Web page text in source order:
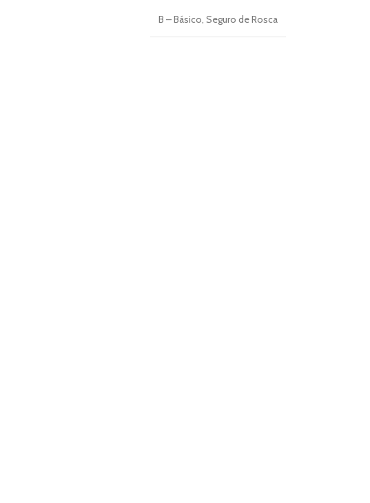
B – Básico Seguro de Rosca